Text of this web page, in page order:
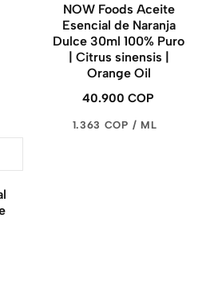
NOW Foods Aceite
Esencial de Naranja
Dulce 30ml 100% Puro
| Citrus sinensis |
Orange Oil
Precio
40.900 COP
PRECIO
1.363 COP / POR
ML